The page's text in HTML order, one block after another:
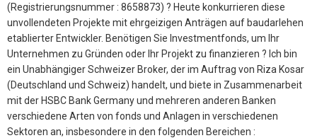
(Registrierungsnummer : 8658873) ? Heute konkurrieren diese
unvollendeten Projekte mit ehrgeizigen Anträgen auf baudarlehen
etablierter Entwickler. Benötigen Sie Investmentfonds, um Ihr
Unternehmen zu Gründen oder Ihr Projekt zu finanzieren ? Ich bin
ein Unabhängiger Schweizer Broker, der im Auftrag von Riza Kosar
(Deutschland und Schweiz) handelt, und biete in Zusammenarbeit
mit der HSBC Bank Germany und mehreren anderen Banken
verschiedene Arten von fonds und Anlagen in verschiedenen
Sektoren an, insbesondere in den folgenden Bereichen :